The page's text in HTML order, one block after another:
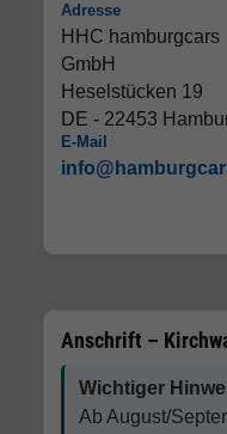
Adresse
HHC hamburgcars
GmbH
Heselstücken 19
DE - 22453
E-Mail
Anschrift –
Wichtiger
Ab August/